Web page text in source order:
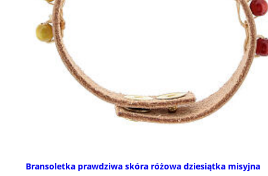
Bransoletka prawdziwa skóra różowa dziesiątka misyjna